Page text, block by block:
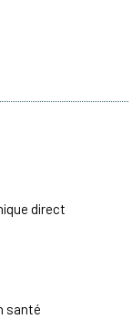
direct
santé